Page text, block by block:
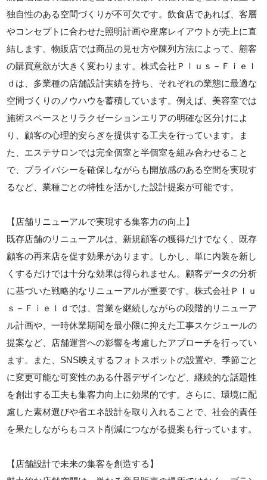
独自性のある空間づくりが不可欠です。飲食店であれば、客層
やコンセプトに合わせた照明計画や座席レイアウトが売上に直
結します。物販店では商品の見せ方や陳列方法によって、顧客
の購買意欲が大きく変わります。株式会社Ｐｌｕｓ－Ｆｉｅｌ
ｄは、多業種の店舗設計実績を持ち、それぞれの業態に最適な
空間づくりのノウハウを蓄積しています。例えば、美容室では
施術スペースとリラクゼーションエリアの明確な区分けによ
り、顧客の心理的安らぎを提供する工夫を行っています。ま
た、エステサロンでは完全個室と半個室を組み合わせること
で、プライバシーを確保しながらも開放感のある空間を実現す
るなど、業種ごとの特性を活かした設計提案が可能です。
【店舗リニューアルで実現する集客力の向上】
既存店舗のリニューアルは、新規顧客の獲得だけでなく、既存
顧客の再来店を促す効果があります。しかし、単に内装を新し
くするだけでは十分な効果は得られません。顧客データの分析
に基づいた戦略的なリニューアルが重要です。株式会社Ｐｌｕ
ｓ－Ｆｉｅｌｄでは、営業を継続しながらの段階的リニューア
ル計画や、一時休業期間を最小限に抑えた工事スケジュールの
提案など、店舗運営への影響を考慮したアプローチを行ってい
ます。また、SNS映えするフォトスポットの設置や、季節ごと
に変更可能な可変性のある什器デザインなど、継続的な話題性
を創出する工夫も集客力向上に効果的です。さらに、環境に配
慮した素材選びや省エネ設計を取り入れることで、社会的責任
を果たしながらもコスト削減につながる提案も行っています。
【店舗設計で未来の集客を創造する】